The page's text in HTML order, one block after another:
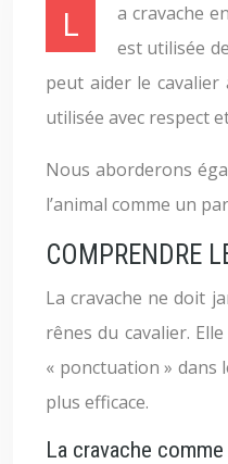
La cravache en équitation est souvent perçue comme un instrument de punition, suscitant des réactions négatives et des malentendus. Cependant, lorsqu’elle
est utilisée
peut aider le
utilisée avec respect
Nous aborderons
l’animal comme un
COMPRENDRE
La cravache ne doit
rênes du cavalier.
« ponctuation »
plus efficace.
La cravache